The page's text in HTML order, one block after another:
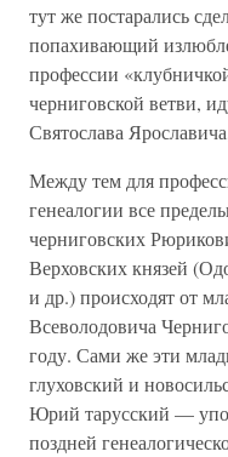
тут же постарались
попахивающий
профессии
черниговской ветви,
Святослава
Между тем для
генеалогии все
черниговских
Верховских князей
и др.) происходят от
Всеволодовича
году. Сами же эти
глуховский и
Юрий тарусский —
поздней